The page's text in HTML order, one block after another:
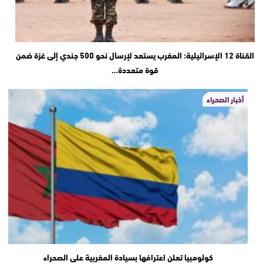
القناة 12 الإسرائيلية: المغرب يستعد لإرسال نحو 500 جندي إلى غزة ضمن
قوة متعددة…
أخبار الصحراء
كولومبيا تعلن اعترافها بسيادة المغربية على الصحراء